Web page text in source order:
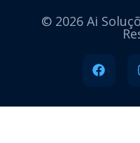
© 2026 Ai